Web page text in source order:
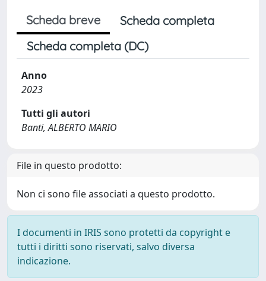
Scheda breve
Scheda completa
Scheda completa (DC)
Anno
2023
Tutti gli autori
Banti, ALBERTO MARIO
File in questo prodotto:
Non ci sono file associati a questo prodotto.
I documenti in IRIS sono protetti da copyright e
tutti i diritti sono riservati, salvo diversa
indicazione.